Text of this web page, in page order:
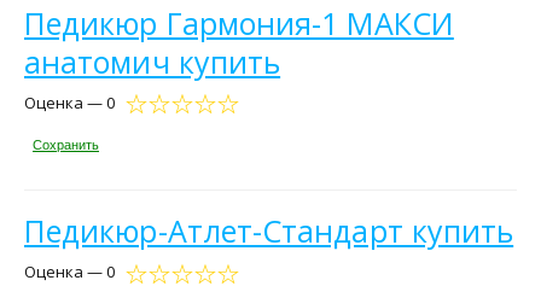
Педикюр Гармония-1 МАКСИ
анатомич купить
Оценка — 0
Сохранить
Педикюр-Атлет-Стандарт купить
Оценка — 0